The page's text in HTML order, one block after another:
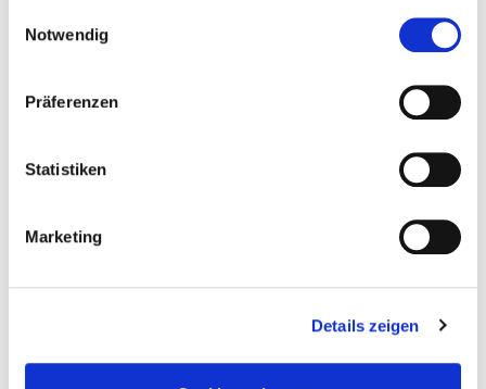
Notwendig
Präferenzen
Statistiken
Marketing
Details zeigen